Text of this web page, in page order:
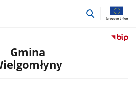
przejdź
Przejdź
Gmina